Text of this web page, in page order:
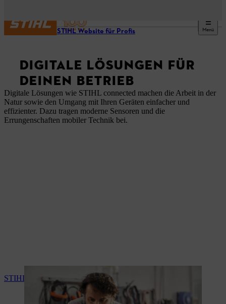
Menü
Unsere STIHL Website für Profis
DIGITALE LÖSUNGEN FÜR
DEINEN BETRIEB
Digitale Lösungen wie STIHL connected machen die Arbeit in der
Natur sowie den Umgang mit Ihren Geräten einfacher und
effizienter. Dazu tragen moderne Sensoren und die
Errungenschaften mobiler Technik bei.
STIHL connected